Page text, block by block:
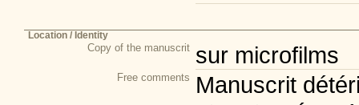
Location / Identity
Copy of the manuscrit sur microfilms
Free comments
Manuscrit